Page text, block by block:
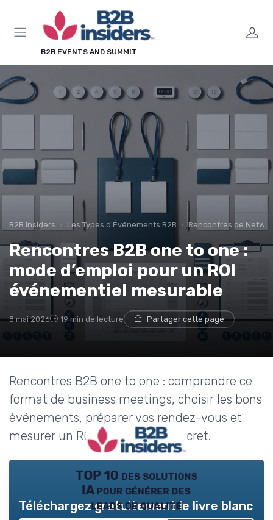
B2B EVENTS AND SUMMIT
B2B insiders Les Types d'Événements B2B Rencontres de
Rencontres B2B one to one :
mode d’emploi pour un ROI
événementiel mesurable
8 mai 2026 19 min de lecture Partager cette page
Rencontres B2B one to one : comprendre ce
format de business meetings, choisir les bons
événements, préparer vos rendez-vous et
mesurer un ROI commercial concret.
TOP 10 des solutions
IA pour générer des
leads de qualité
Téléchargez gratuitement le livre blanc
Panneau de gestion des cookies